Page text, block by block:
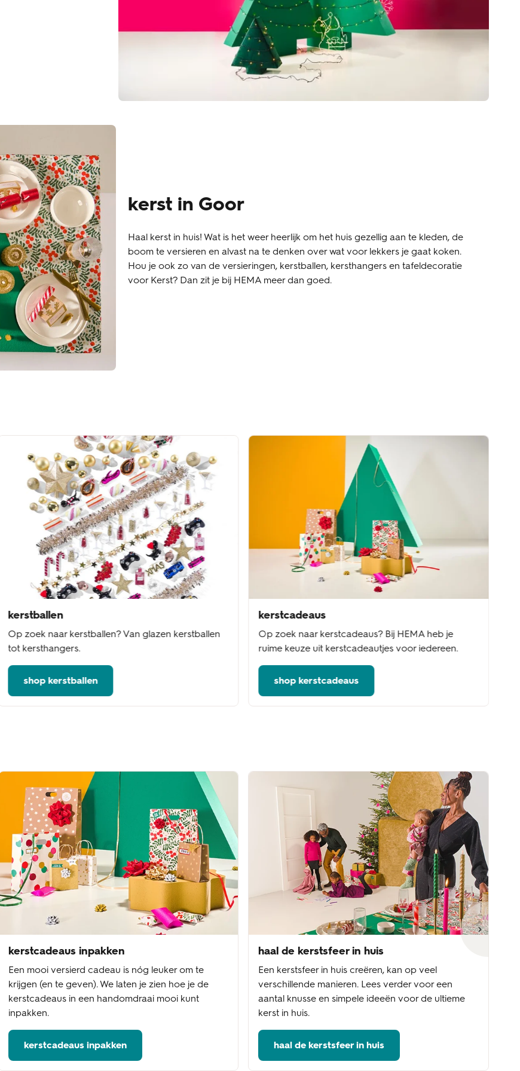
kerst in Goor
Haal kerst in huis! Wat is het weer heerlijk om het huis gezellig aan te kleden, de
boom te versieren en alvast na te denken over wat voor lekkers je gaat koken.
Hou je ook zo van de versieringen, kerstballen, kersthangers en tafeldecoratie
voor Kerst? Dan zit je bij HEMA meer dan goed.
kerstballen
Op zoek naar kerstballen? Van glazen kerstballen
tot kersthangers.
shop kerstballen
kerstcadeaus
Op zoek naar kerstcadeaus? Bij HEMA heb je
ruime keuze uit kerstcadeautjes voor iedereen.
shop kerstcadeaus
kerstcadeaus inpakken
Een mooi versierd cadeau is nóg leuker om te
krijgen (en te geven). We laten je zien hoe je de
kerstcadeaus in een handomdraai mooi kunt
inpakken.
kerstcadeaus inpakken
haal de kerstsfeer in huis
Een kerstsfeer in huis creëren, kan op veel
verschillende manieren. Lees verder voor een
aantal knusse en simpele ideeën voor de ultieme
kerst in huis.
haal de kerstsfeer in huis